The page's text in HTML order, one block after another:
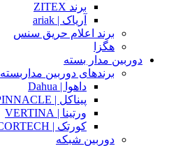
برند ZITEX
آریاک | ariak
برند اعلام حریق سنس
هگزا
دوربین مدار بسته
برندهای دوربین مداربسته
داهوا | Dahua
پیناکل | PINNACLE
ورتینا | VERTINA
کورتک | CORTECH
دوربین شبکه